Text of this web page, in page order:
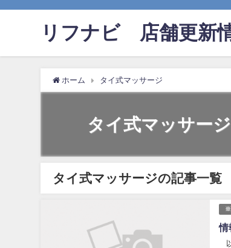
リフナビ®店舗更新
ホーム タイ式マッサージ
タイ式マッサージ
タイ式マッサージの記事一覧
情